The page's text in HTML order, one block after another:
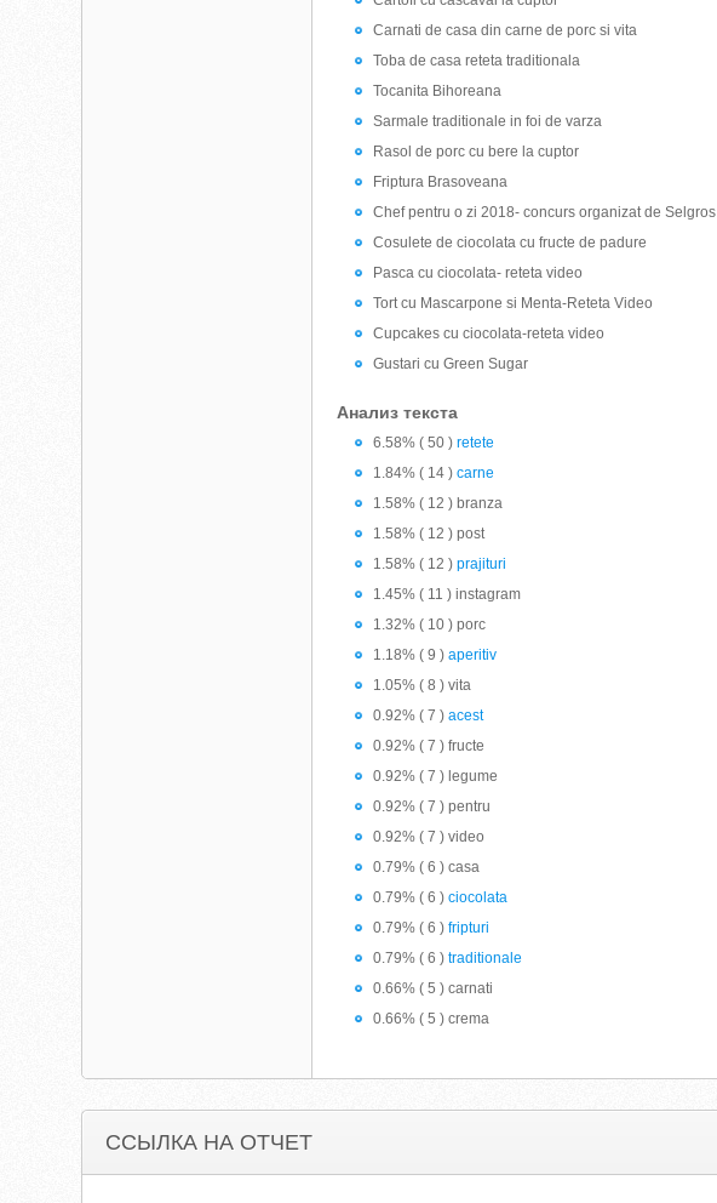
Carnati de casa din carne de porc si vita
Toba de casa reteta traditionala
Tocanita Bihoreana
Sarmale traditionale in foi de varza
Rasol de porc cu bere la cuptor
Friptura Brasoveana
Chef pentru o zi 2018- concurs organizat de Selgros
Cosulete de ciocolata cu fructe de padure
Pasca cu ciocolata- reteta video
Tort cu Mascarpone si Menta-Reteta Video
Cupcakes cu ciocolata-reteta video
Gustari cu Green Sugar
Анализ текста
6.58% ( 50 )retete
1.84% ( 14 )carne
1.58% ( 12 ) branza
1.58% ( 12 ) post
1.58% ( 12 )prajituri
1.45% ( 11 ) instagram
1.32% ( 10 ) porc
1.18% ( 9 )aperitiv
1.05% ( 8 ) vita
0.92% ( 7 )acest
0.92% ( 7 ) fructe
0.92% ( 7 ) legume
0.92% ( 7 ) pentru
0.92% ( 7 ) video
0.79% ( 6 ) casa
0.79% ( 6 )ciocolata
0.79% ( 6 )fripturi
0.79% ( 6 )traditionale
0.66% ( 5 ) carnati
0.66% ( 5 ) crema
ССЫЛКА НА ОТЧЕТ